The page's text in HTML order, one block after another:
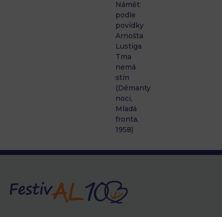
Námět:
podle
povídky
Arnošta
Lustiga
Tma
nemá
stín
(Démanty
noci,
Mladá
fronta,
1958)